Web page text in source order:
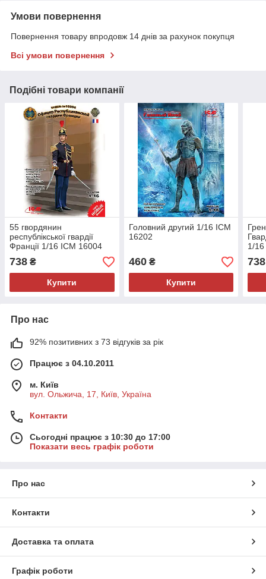
Умови повернення
Повернення товару впродовж 14 днів за рахунок покупця
Всі умови повернення
Подібні товари компанії
55 гвордянин
республікської гвардії
Франції 1/16 ICM 16004
738 ₴
Купити
Головний другий 1/16 ICM
16202
460₴
Купити
1/
738
Про нас
92% позитивних з 73 відгуків за рік
Працює з 04.10.2011
м. Київ
вул. Ольжича, 17, Київ, Україна
Контакти
Сьогодні працює з 10:30 до 17:00
Показати весь графік роботи
Про нас
Контакти
Доставка та оплата
Графік роботи